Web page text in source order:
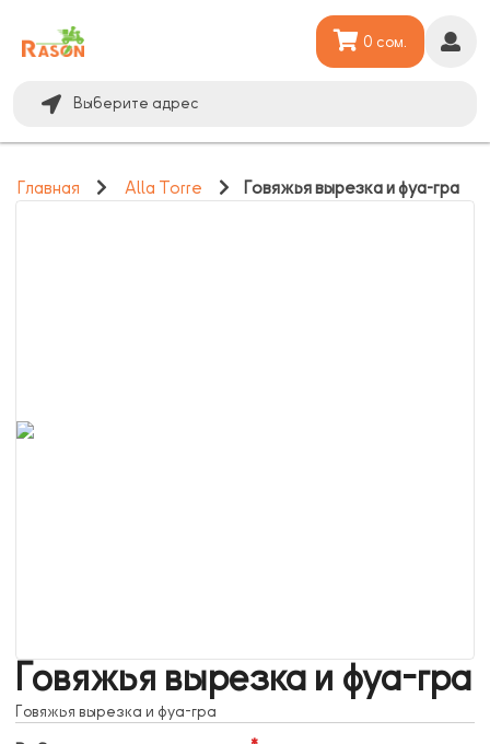
Выберите адрес
0 сом.
Главная Alla Torre Говяжья вырезка и фуа-гра
Говяжья вырезка и фуа-гра
Говяжья вырезка и фуа-гра